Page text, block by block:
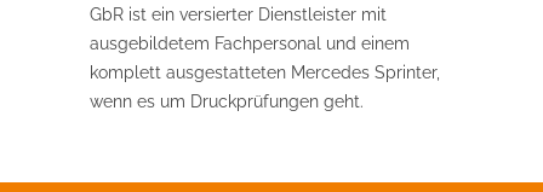
GbR ist ein versierter Dienstleister mit
ausgebildetem Fachpersonal und einem
komplett ausgestatteten Mercedes Sprinter,
wenn es um Druckprüfungen geht.